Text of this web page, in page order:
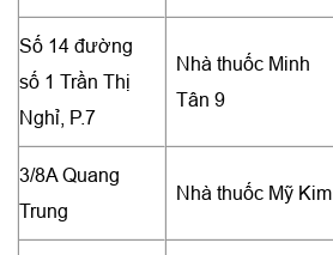
Số 14 đường
số 1 Trần Thị
Nghỉ, P.7
Nhà thuốc Minh
Tân 9
3/8A Quang
Trung
Nhà thuốc Mỹ Kim